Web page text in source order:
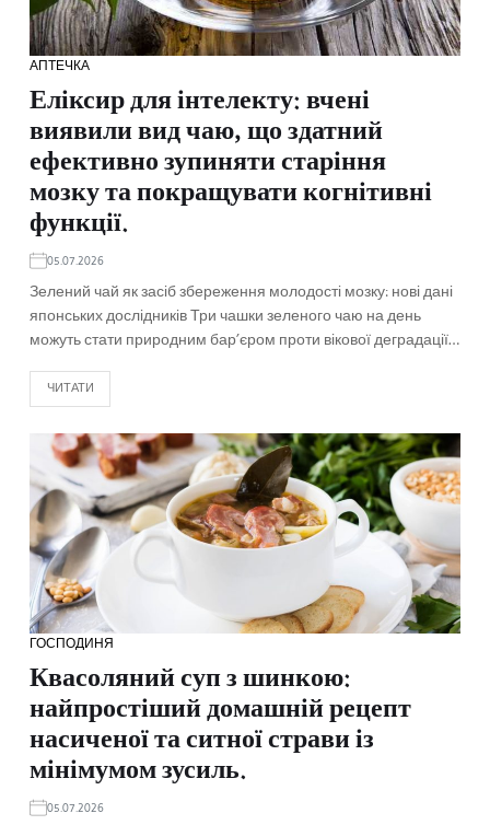
АПТЕЧКА
Еліксир для інтелекту: вчені
виявили вид чаю, що здатний
ефективно зупиняти старіння
мозку та покращувати когнітивні
функції.
05.07.2026
Зелений чай як засіб збереження молодості мозку: нові дані
японських дослідників Три чашки зеленого чаю на день
можуть стати природним бар’єром проти вікової деградації…
ЧИТАТИ
ГОСПОДИНЯ
Квасоляний суп з шинкою:
найпростіший домашній рецепт
насиченої та ситної страви із
мінімумом зусиль.
05.07.2026